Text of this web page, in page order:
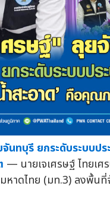
นทบุรี ยกระดับระบบปร
— นายเจเศรษฐ์ ไทยเศ
มหาดไทย (มท.3) ลงพื้น